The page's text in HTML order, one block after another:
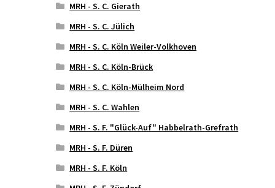
MRH - S. C. Gierath
MRH - S. C. Jülich
MRH - S. C. Köln Weiler-Volkhoven
MRH - S. C. Köln-Brück
MRH - S. C. Köln-Mülheim Nord
MRH - S. C. Wahlen
MRH - S. F. "Glück-Auf" Habbelrath-Grefrath
MRH - S. F. Düren
MRH - S. F. Köln